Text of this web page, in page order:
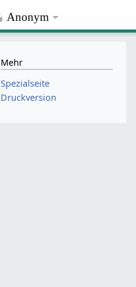
Anonym
Mehr
Spezialseite
Druckversion